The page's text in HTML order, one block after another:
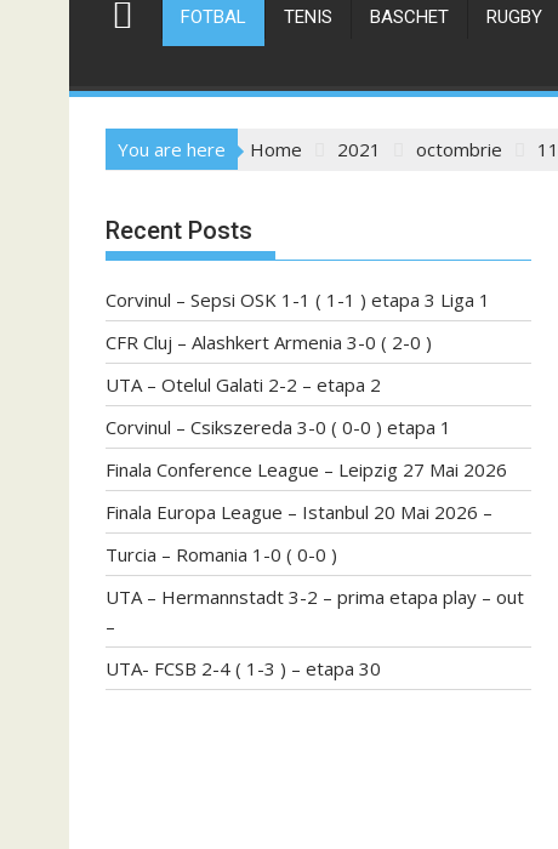
FOTBAL TENIS BASCHET RUGBY
You are here Home 2021 octombrie 11
Recent Posts
Corvinul – Sepsi OSK 1-1 ( 1-1 ) etapa 3 Liga 1
CFR Cluj – Alashkert Armenia 3-0 ( 2-0 )
UTA – Otelul Galati 2-2 – etapa 2
Corvinul – Csikszereda 3-0 ( 0-0 ) etapa 1
Finala Conference League – Leipzig 27 Mai 2026
Finala Europa League – Istanbul 20 Mai 2026 –
Turcia – Romania 1-0 ( 0-0 )
UTA – Hermannstadt 3-2 – prima etapa play – out
–
UTA- FCSB 2-4 ( 1-3 ) – etapa 30